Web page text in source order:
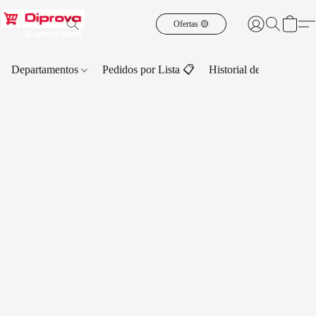
Ofertas 🟡
Departamentos Pedidos por Lista 📋 Historial de Pedidos